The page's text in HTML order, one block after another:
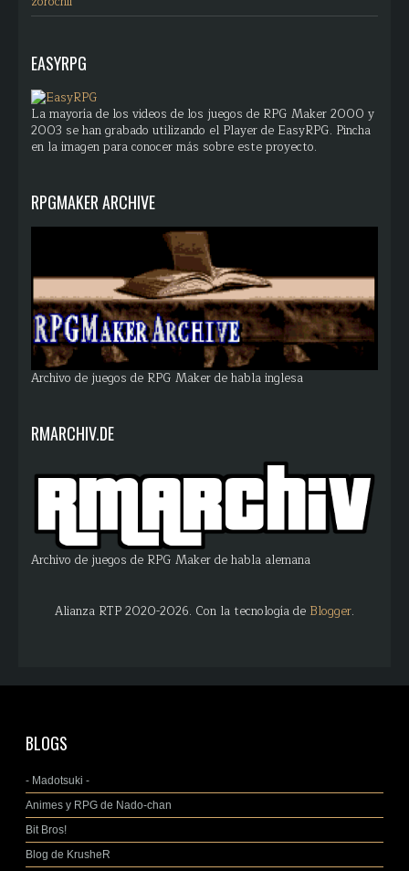
EASYRPG
La mayoría de los videos de los juegos de RPG Maker 2000 y
2003 se han grabado utilizando el Player de EasyRPG. Pincha
en la imagen para conocer más sobre este proyecto.
RPGMAKER ARCHIVE
Archivo de juegos de RPG Maker de habla inglesa
RMARCHIV.DE
Archivo de juegos de RPG Maker de habla alemana
Alianza RTP 2020-2026. Con la tecnología de Blogger.
BLOGS
- Madotsuki -
Animes y RPG de Nado-chan
Bit Bros!
Blog de KrusheR